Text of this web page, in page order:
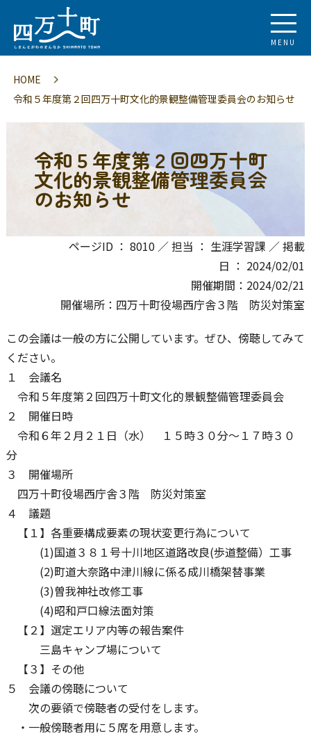
MENU
HOME
令和５年度第２回四万十町文化的景観整備管理委員会のお知らせ
令和５年度第２回四万十町
文化的景観整備管理委員会
のお知らせ
ページID ： 8010 ／ 担当 ： 生涯学習課 ／ 掲載
日 ： 2024/02/01
開催期間：2024/02/21
開催場所：四万十町役場西庁舎３階 防災対策室
この会議は一般の方に公開しています。ぜひ、傍聴してみて
ください。
１ 会議名
令和５年度第２回四万十町文化的景観整備管理委員会
２ 開催日時
令和６年２月２１日（水） １５時３０分～１７時３０
分
３ 開催場所
四万十町役場西庁舎３階 防災対策室
４ 議題
【１】各重要構成要素の現状変更行為について
(1)国道３８１号十川地区道路改良(歩道整備）工事
(2)町道大奈路中津川線に係る成川橋架替事業
(3)曽我神社改修工事
(4)昭和戸口線法面対策
【２】選定エリア内等の報告案件
三島キャンプ場について
【３】その他
５ 会議の傍聴について
次の要領で傍聴者の受付をします。
・一般傍聴者用に５席を用意します。